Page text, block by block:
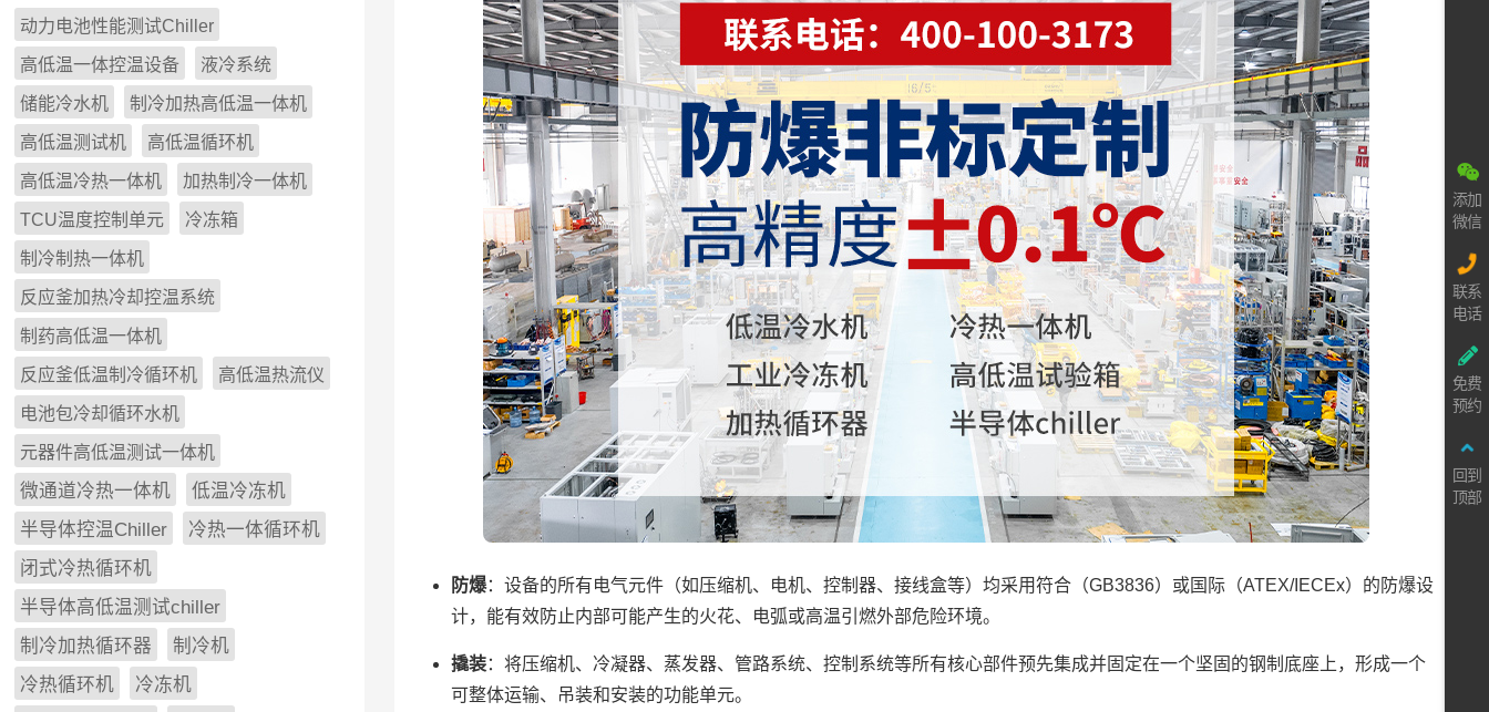
防爆：设备的所有电气元件（如压缩机、电机、控制器、接线盒等）均采用符合（GB3836）或国际（ATEX/IECEx）的防爆设
计，能有效防止内部可能产生的火花、电弧或高温引燃外部危险环境。
撬装：将压缩机、冷凝器、蒸发器、管路系统、控制系统等所有核心部件预先集成并固定在一个坚固的钢制底座上，形成一个
可整体运输、吊装和安装的功能单元。
动力电池性能测试Chiller
高低温一体控温设备 液冷系统
储能冷水机 制冷加热高低温一体机
高低温测试机 高低温循环机
高低温冷热一体机 加热制冷一体机
TCU温度控制单元 冷冻箱
制冷制热一体机
反应釜加热冷却控温系统
制药高低温一体机
反应釜低温制冷循环机 高低温热流仪
电池包冷却循环水机
元器件高低温测试一体机
微通道冷热一体机
低温冷冻机
半导体控温Chiller
冷热一体循环机
闭式冷热循环机
半导体高低温测试chiller
制冷加热循环器
制冷机
冷热循环机
冷冻机
添加
微信
联系
电话
免费
预约
回到
顶部